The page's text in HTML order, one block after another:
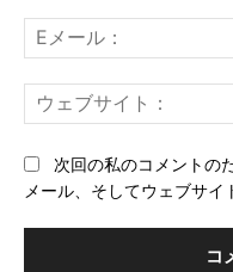
ト：
次回の私のコメントの
メール、そしてウェブサイ